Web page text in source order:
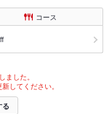
コース
ました。
してください。
る